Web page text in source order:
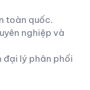
toàn quốc.
nghiệp và
đại lý phân phối